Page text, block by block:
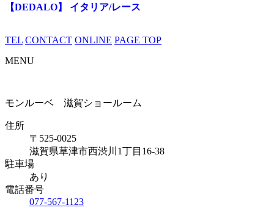
【DEDALO】 イタリア/レース
TEL CONTACT ONLINE PAGE TOP
MENU
モンルーベ 滋賀ショールーム
住所
〒525-0025
滋賀県草津市西渋川1丁目16-38
駐車場
あり
電話番号
077-567-1123